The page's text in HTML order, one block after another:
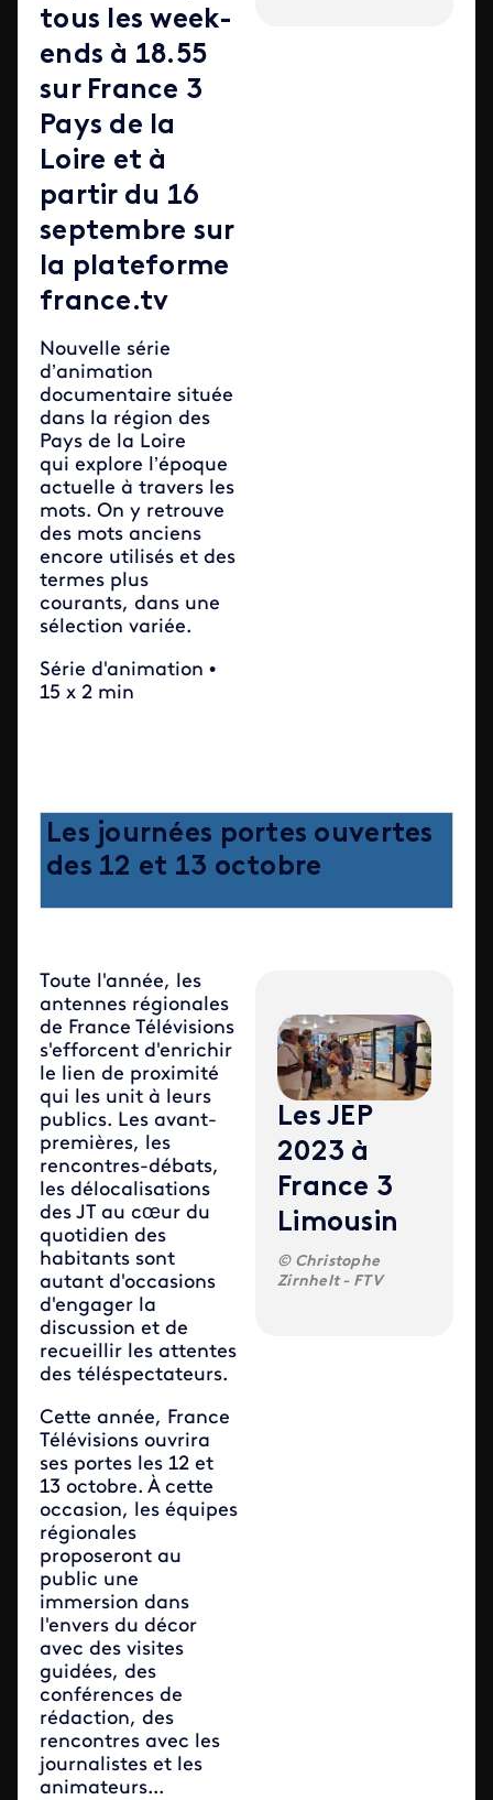
tous les week-
ends à 18.55
sur France 3
Pays de la
Loire et à
partir du 16
septembre sur
la plateforme
france.tv
Nouvelle série
d’animation
documentaire située
dans la région des
Pays de la Loire
qui explore l’époque
actuelle à travers les
mots. On y retrouve
des mots anciens
encore utilisés et des
termes plus
courants, dans une
sélection variée.
Série d'animation •
15 x 2 min
Les journées portes ouvertes
des 12 et 13 octobre
Toute l'année, les
antennes régionales
de France Télévisions
s'efforcent d'enrichir
le lien de proximité
qui les unit à leurs
publics. Les avant-
premières, les
rencontres-débats,
les délocalisations
des JT au cœur du
quotidien des
habitants sont
autant d'occasions
d'engager la
discussion et de
recueillir les attentes
des téléspectateurs.
Cette année, France
Télévisions ouvrira
ses portes les 12 et
13 octobre. À cette
occasion, les équipes
régionales
proposeront au
public une
immersion dans
l'envers du décor
avec des visites
guidées, des
conférences de
rédaction, des
rencontres avec les
journalistes et les
animateurs...
Les JEP
2023 à
France 3
Limousin
Christophe
Zirnhelt - FTV